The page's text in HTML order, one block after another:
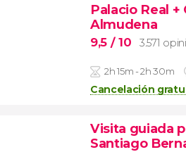
Palacio Real
Almudena
9,5 / 10 3.571
2h 15m - 2h 30m
Cancelación
Visita guiada
Santiago